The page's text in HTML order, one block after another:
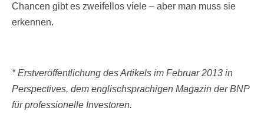
Chancen gibt es zweifellos viele – aber man muss sie
erkennen.
* Erstveröffentlichung des Artikels im Februar 2013 in
Perspectives, dem englischsprachigen Magazin der BNP
für professionelle Investoren.